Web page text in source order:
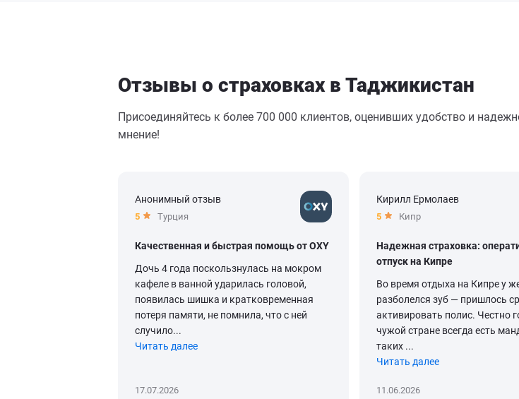
Отзывы о страховках в Таджикистан
Присоединяйтесь к более 700 000 клиентов, оценивших удобство и
мнение!
Анонимный отзыв
5 Турция
Качественная и быстрая помощь от OXY
Дочь 4 года поскользнулась на мокром
кафеле в ванной ударилась головой,
появилась шишка и кратковременная
потеря памяти, не помнила, что с ней
случило...
Читать далее
17.07.2026
Кирилл Ермолаев
5 Кипр
Надежная страховка:
отпуск на Кипре
Во время отдыха на Кипре у
разболелся зуб — пришлось
активировать полис. Честно
чужой стране всегда есть
таких ...
Читать далее
11.06.2026